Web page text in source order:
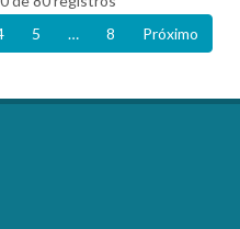
5 … 8 Próximo